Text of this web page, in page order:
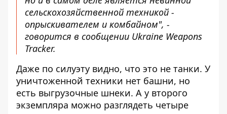
сельскохозяйственной техникой -
опрыскивателем и комбайном", -
говорится в сообщении Ukraine Weapons
Tracker.
Даже по силуэту видно, что это не танки. У
уничтоженной техники нет башни, но
есть выгрузочные шнеки. А у второго
экземпляра можно разглядеть четыре